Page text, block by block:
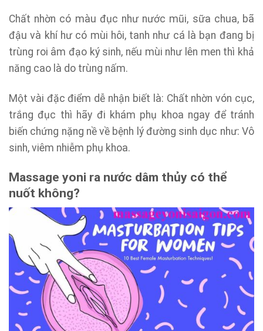
Chất nhờn có màu đục như nước mũi, sữa chua, bã
đậu và khí hư có mùi hôi, tanh như cá là bạn đang bị
trùng roi âm đạo ký sinh, nếu mùi như lên men thì khả
năng cao là do trùng nấm.
Một vài đặc điểm dễ nhận biết là: Chất nhờn vón cục,
trắng đục thì hãy đi khám phụ khoa ngay để tránh
biến chứng nặng nề về bệnh lý đường sinh dục như: Vô
sinh, viêm nhiễm phụ khoa.
Massage yoni ra nước dâm thủy có thể
nuốt không?